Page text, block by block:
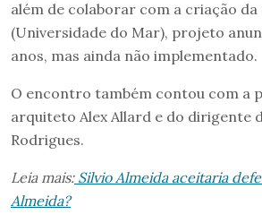
além de colaborar com a criação
(Universidade do Mar), projeto
anos, mas ainda não implementado.
O encontro também contou com a
arquiteto Alex Allard e do dirigente
Rodrigues.
Leia mais:Silvio Almeida aceitaria
Almeida?